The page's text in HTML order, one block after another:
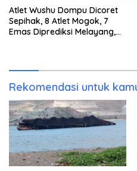
Atlet Wushu Dompu Dicoret
Sepihak, 8 Atlet Mogok, 7
Emas Diprediksi Melayang,
Rekomendasi untuk